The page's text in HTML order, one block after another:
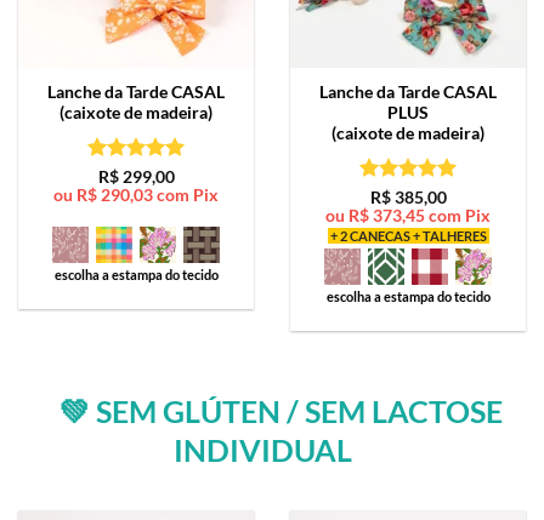
Lanche da TardeCASAL
(caixote de madeira)
Avaliação5
de 5
R$299,00
ou R$ 290,03com Pix
escolha a estampa do tecido
Lanche da TardeCASAL
PLUS
(caixote de madeira)
Avaliação5
de 5
R$385,00
ou R$373,45com Pix
+ 2 CANECAS + TALHERES
escolha a estampa do tecido
💚 SEM GLÚTEN / SEM LACTOSE
INDIVIDUAL